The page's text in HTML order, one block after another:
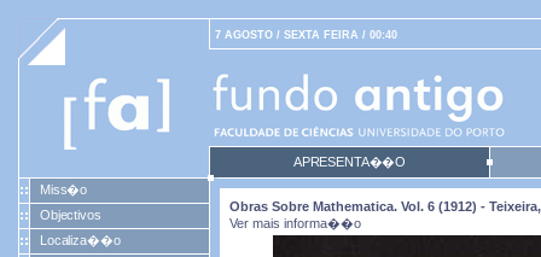
7 AGOSTO / SEXTA FEIRA / 00:40
APRESENTA��O
Miss�o
Objectivos
Localiza��o
Obras Sobre Mathematica. Vol. 6 (1912) -
Ver mais informa��o